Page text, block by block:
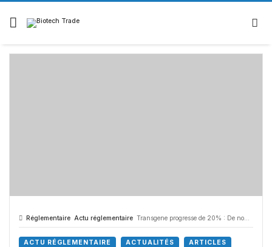
Réglementaire Actu réglementaire Transgene progresse de 20% : De nouvelles données attendues au congrès AACR
ACTU RÉGLEMENTAIRE ACTUALITÉS ARTICLES